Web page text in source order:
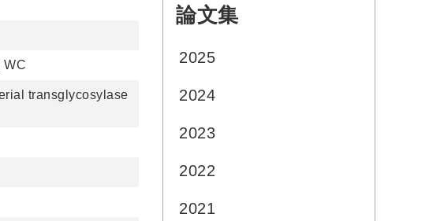
WC
transglycosylase
論文集
2025
2024
2023
2022
2021